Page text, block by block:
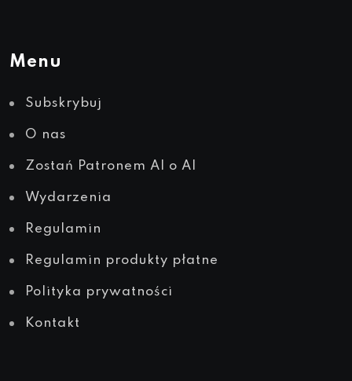
Menu
Subskrybuj
O nas
Zostań Patronem AI o AI
Wydarzenia
Regulamin
Regulamin produkty płatne
Polityka prywatności
Kontakt